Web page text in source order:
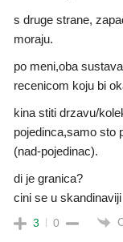
s druge strane,
moraju.
po meni,oba
recenicom koju bi
kina stiti drzavu/
pojedinca,samo sto
(nad-pojedinac).
di je granica?
cini se u skandinaviji
3 0